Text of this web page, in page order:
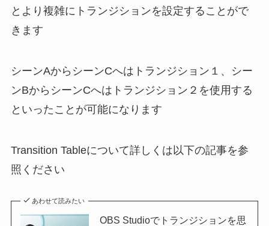
とより複雑にトランジションを設定することがで
きます
シーンAからシーンCへはトランジション１、シー
ンBからシーンCへはトランジション２を使用する
といったことが可能になります
Transition Tableについて詳しくは以下の記事を参
照ください
あわせて読みたい
OBS Studioでトランジションを思